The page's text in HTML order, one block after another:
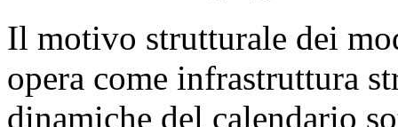
Il motivo strutturale dei
opera come infrastruttura
dinamiche del calendario